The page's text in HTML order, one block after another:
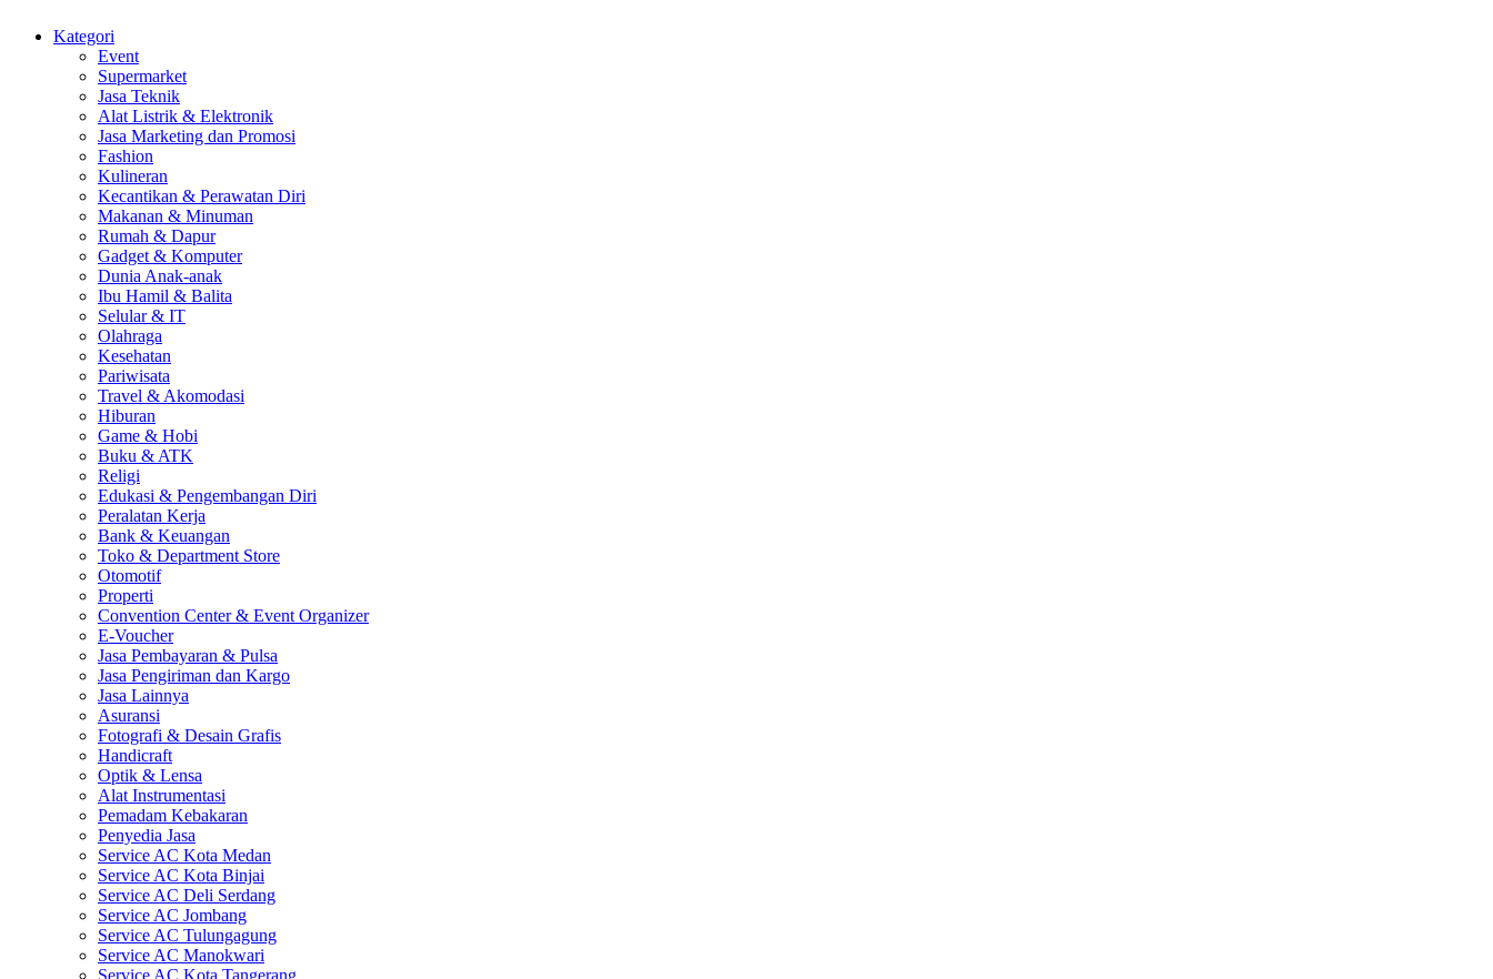
Kategori
Event
Supermarket
Jasa Teknik
Alat Listrik & Elektronik
Jasa Marketing dan Promosi
Fashion
Kulineran
Kecantikan & Perawatan Diri
Makanan & Minuman
Rumah & Dapur
Gadget & Komputer
Dunia Anak-anak
Ibu Hamil & Balita
Selular & IT
Olahraga
Kesehatan
Pariwisata
Travel & Akomodasi
Hiburan
Game & Hobi
Buku & ATK
Religi
Edukasi & Pengembangan Diri
Peralatan Kerja
Bank & Keuangan
Toko & Department Store
Otomotif
Properti
Convention Center & Event Organizer
E-Voucher
Jasa Pembayaran & Pulsa
Jasa Pengiriman dan Kargo
Jasa Lainnya
Asuransi
Fotografi & Desain Grafis
Handicraft
Optik & Lensa
Alat Instrumentasi
Pemadam Kebakaran
Penyedia Jasa
Service AC Kota Medan
Service AC Kota Binjai
Service AC Deli Serdang
Service AC Jombang
Service AC Tulungagung
Service AC Manokwari
Service AC Kota Tangerang